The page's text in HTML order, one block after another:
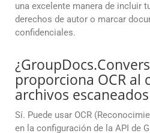
una excelente manera de incluir
derechos de autor o marcar
confidenciales.
proporciona OCR al
archivos escaneados
Sí. Puede usar OCR
en la configuración de la API de